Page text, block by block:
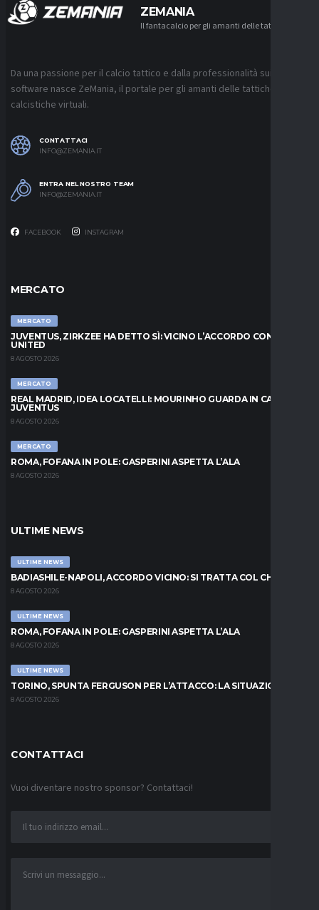
ZEMANIA
Il fantacalcio per gli amanti delle tattiche
Da una passione per il calcio tattico e dalla professionalità sui
software nasce ZeMania, il portale per gli amanti delle tattiche
calcistiche virtuali.
CONTATTACI
INFO@ZEMANIA.IT
ENTRA NEL NOSTRO TEAM
INFO@ZEMANIA.IT
FACEBOOK INSTAGRAM
MERCATO
MERCATO
JUVENTUS, ZIRKZEE HA DETTO SÌ: VICINO L’ACCORDO CON LO
UNITED
8 AGOSTO 2026
MERCATO
REAL MADRID, IDEA LOCATELLI: MOURINHO GUARDA IN CASA
JUVENTUS
8 AGOSTO 2026
MERCATO
ROMA, FOFANA IN POLE: GASPERINI ASPETTA L’ALA
8 AGOSTO 2026
ULTIME NEWS
ULTIME NEWS
BADIASHILE-NAPOLI, ACCORDO VICINO: SI TRATTA COL CHELSEA
8 AGOSTO 2026
ULTIME NEWS
ROMA, FOFANA IN POLE: GASPERINI ASPETTA L’ALA
8 AGOSTO 2026
ULTIME NEWS
TORINO, SPUNTA FERGUSON PER L’ATTACCO: LA SITUAZIONE
8 AGOSTO 2026
CONTATTACI
Vuoi diventare nostro sponsor? Contattaci!